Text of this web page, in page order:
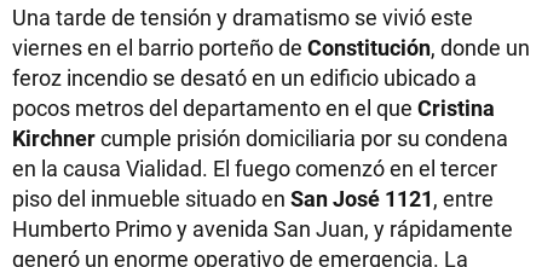
Una tarde de tensión y dramatismo se vivió este
viernes en el barrio porteño de Constitución, donde un
feroz incendio se desató en un edificio ubicado a
pocos metros del departamento en el que Cristina
Kirchnercumple prisión domiciliaria por su condena
en la causa Vialidad. El fuego comenzó en el tercer
piso del inmueble situado en San José 1121, entre
Humberto Primo y avenida San Juan, y rápidamente
generó un enorme operativo de emergencia. La